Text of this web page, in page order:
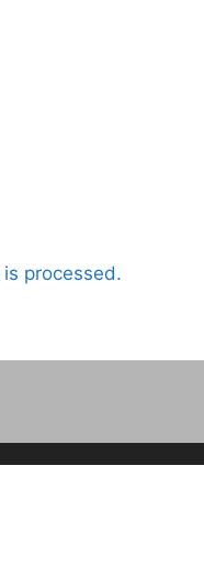
processed.